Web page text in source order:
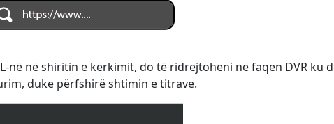
në në shiritin e kërkimit, do të ridrejtoheni në faqen DVR ku
duke përfshirë shtimin e titrave.